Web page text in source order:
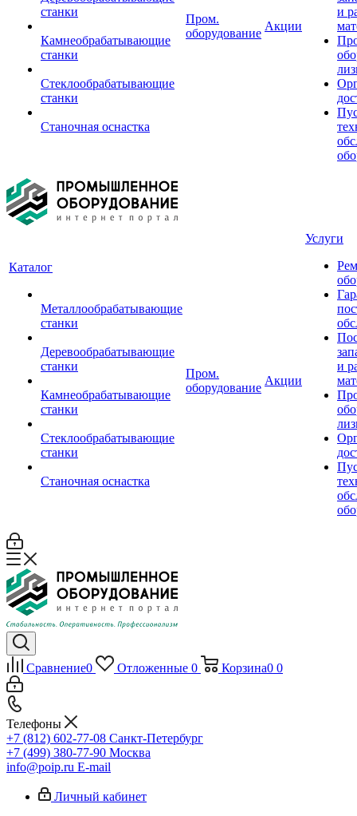
станки
Камнеобрабатывающие
станки
Стеклообрабатывающие
станки
Станочная оснастка
Пром.
оборудование
Акции
и
Каталог
Металлообрабатывающие
станки
Деревообрабатывающие
станки
Камнеобрабатывающие
станки
Стеклообрабатывающие
станки
Станочная оснастка
Пром.
оборудование
Акции
Услуги
и
Сравнение0 Отложенные 0 Корзина0 0
Телефоны
+7 (812) 602-77-08 Санкт-Петербург
+7 (499) 380-77-90 Москва
info@poip.ru E-mail
Личный кабинет